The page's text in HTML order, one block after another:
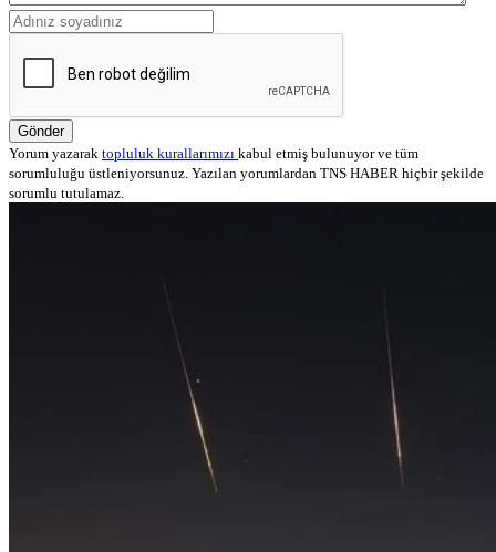
Gönder
Yorum yazarak topluluk kurallarımızı kabul etmiş bulunuyor ve tüm
sorumluluğu üstleniyorsunuz. Yazılan yorumlardan TNS HABER hiçbir şekilde
sorumlu tutulamaz.